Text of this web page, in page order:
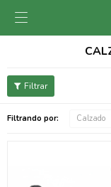

Filtrando por: Calzado